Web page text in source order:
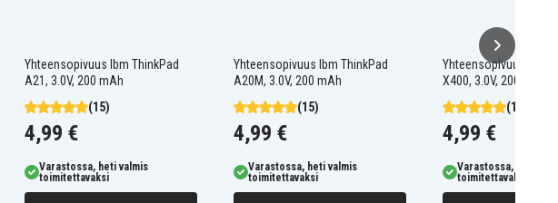
Yhteensopivuus Ibm ThinkPad
A21, 3.0V, 200 mAh
(15)
4,99 €
Varastossa, heti valmis
toimitettavaksi
Yhteensopivuus Ibm ThinkPad
A20M, 3.0V, 200 mAh
(15)
4,99 €
Varastossa, heti valmis
toimitettavaksi
Yhteensopivuus Ibm
X400, 3.0V, 200 mAh
(15)
4,99 €
Varastossa, heti
toimitettavaksi